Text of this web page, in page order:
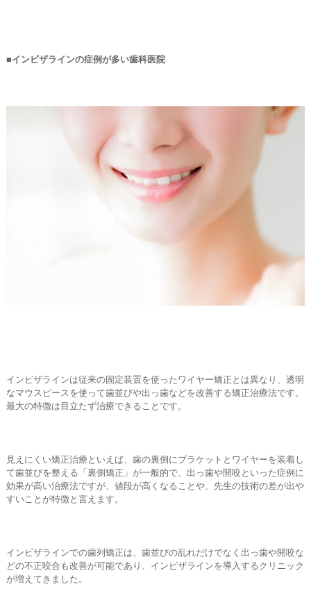
■インビザラインの症例が多い歯科医院
インビザラインは従来の固定装置を使ったワイヤー矯正とは異なり、透明
なマウスピースを使って歯並びや出っ歯などを改善する矯正治療法です。
最大の特徴は目立たず治療できることです。
見えにくい矯正治療といえば、歯の裏側にブラケットとワイヤーを装着し
て歯並びを整える「裏側矯正」が一般的で、出っ歯や開咬といった症例に
効果が高い治療法ですが、値段が高くなることや、先生の技術の差が出や
すいことが特徴と言えます。
インビザラインでの歯列矯正は、歯並びの乱れだけでなく出っ歯や開咬な
どの不正咬合も改善が可能であり、インビザラインを導入するクリニック
が増えてきました。